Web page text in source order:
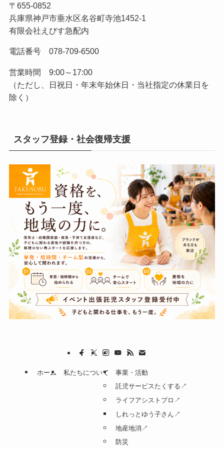
〒655-0852
兵庫県神戸市垂水区名谷町寺池1452-1
有限会社えびす急配内
電話番号 078-709-6500
営業時間 9:00～17:00
（ただし、日祝日・年末年始休日・当社指定の休業日を
除く）
スタッフ登録・社会復帰支援
ホーム 私たちについて
事業・活動
託児サービスたくする↗
ライフアシストプロ↗
しれっとゆう子さん↗
地産地消↗
防災